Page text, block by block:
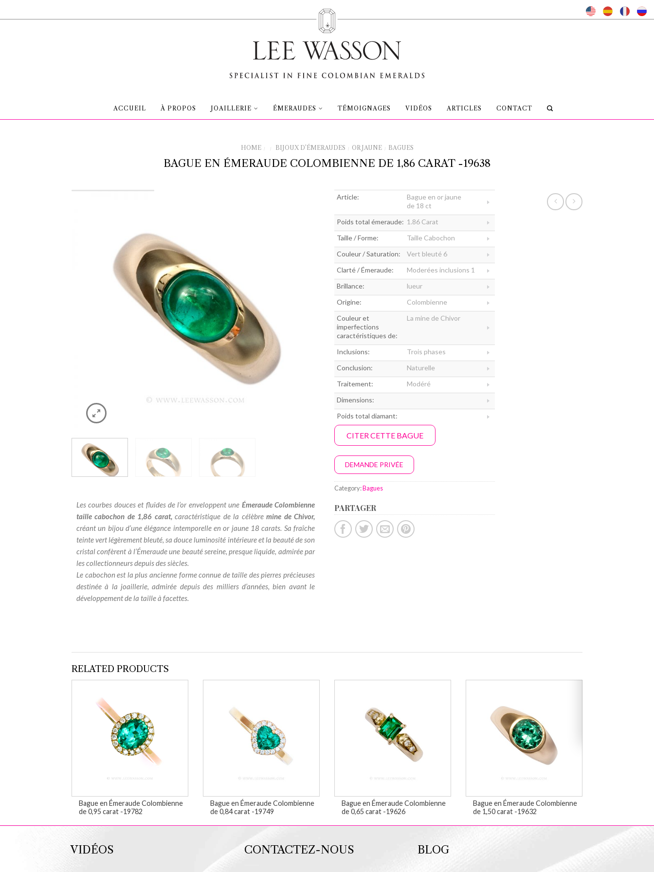
ACCUEIL À PROPOS JOAILLERIE ÉMERAUDES TÉMOIGNAGES VIDÉOS ARTICLES CONTACT
HOME BIJOUX D’ÉMERAUDES OR JAUNE BAGUES
BAGUE EN ÉMERAUDE COLOMBIENNE DE 1,86 CARAT -19638
Les courbes douces et fluides de l’or enveloppent une Émeraude Colombienne
taille cabochon de 1,86 carat, caractéristique de la célèbremine de Chivor,
créant un bijou d’une élégance intemporelle en or jaune 18 carats. Sa fraîche
teinte vert légèrement bleuté, sa douce luminosité intérieure et la beauté de son
cristal confèrent à l’Émeraude une beauté sereine, presque liquide, admirée par
les collectionneurs depuis des siècles.
Le cabochon est la plus ancienne forme connue de taille des pierres précieuses
destinée à la joaillerie, admirée depuis des milliers d’années, bien avant le
développement de la taille à facettes.
Article:
Bague en or jaune
de 18 ct
Poids total émeraude: 1.86 Carat
Taille / Forme:
Taille Cabochon
Couleur / Saturation:
Vert bleuté 6
Clarté / Émeraude:
Moderées inclusions 1
Brillance:
lueur
Origine:
Colombienne
Couleur et
La mine de Chivor
imperfections
caractéristiques de:
Inclusions:
Trois phases
Conclusion:
Naturelle
Traitement:
Modéré
Dimensions:
Poids total diamant:
CITER CETTE BAGUE
DEMANDE PRIVÉE
Category:Bagues
PARTAGER
RELATED PRODUCTS
Bague en Émeraude Colombienne
de 0,95 carat -19782
Bague en Émeraude Colombienne
de 0,84 carat -19749
Bague en Émeraude Colombienne
de 0,65 carat -19626
Bague en Émeraude Colombienne
de 1,50 carat -19632
VIDÉOS CONTACTEZ-NOUS BLOG